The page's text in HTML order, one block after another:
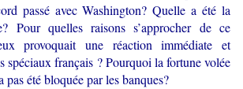
passé avec Washington? Quelle a été la
Pour quelles raisons s’approcher de ce
provoquait une réaction immédiate et
spéciaux français ? Pourquoi la fortune volée
pas été bloquée par les banques?